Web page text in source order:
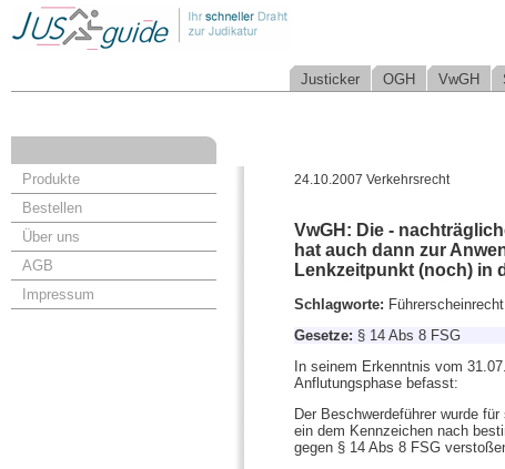
Justicker OGH VwGH
Produkte
Bestellen
Über uns
AGB
Impressum
24.10.2007 Verkehrsrecht
VwGH: Die -
hat auch dann zur
Lenkzeitpunkt (noch) in
Schlagworte:
Gesetze: § 14 Abs 8 FSG
In seinem Erkenntnis vom
Anflutungsphase befasst:
Der Beschwerdeführer wurde
ein dem Kennzeichen nach
gegen § 14 Abs 8 FSG